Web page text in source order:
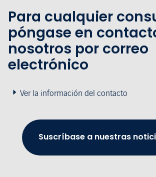
Para cualquier
póngase en
nosotros por correo
electrónico
Ver la información del contacto
Suscríbase a nuestras